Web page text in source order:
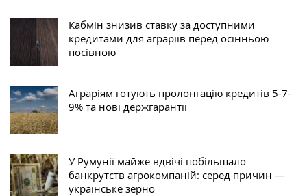
Кабмін знизив ставку за доступними
кредитами для аграріїв перед осінньою
посівною
Аграріям готують пролонгацію кредитів 5-7-
9% та нові держгарантії
У Румунії майже вдвічі побільшало
банкрутств агрокомпаній: серед причин —
українське зерно